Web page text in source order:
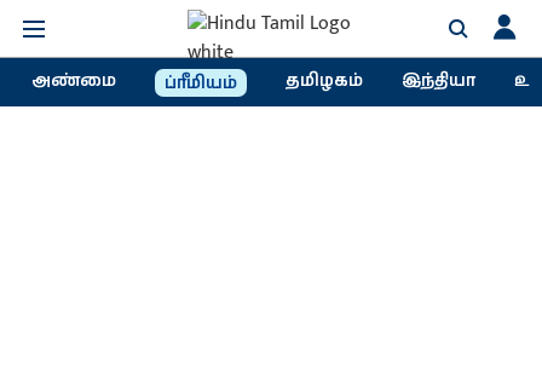
அண்மை ப்ரீமியம் தமிழகம் இந்தியா